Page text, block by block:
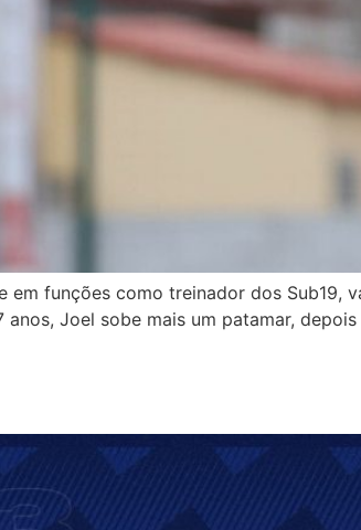
funções como treinador dos Sub19,
Joel sobe mais um patamar,